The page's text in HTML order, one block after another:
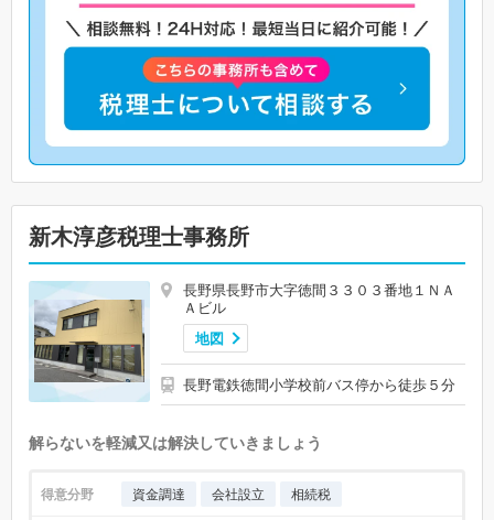
新木淳彦税理士事務所
長野県長野市大字徳間３３０３番地１ＮＡ
Ａビル
地図
長野電鉄徳間小学校前バス停から徒歩５分
解らないを軽減又は解決していきましょう
得意分野 資金調達 会社設立 相続税